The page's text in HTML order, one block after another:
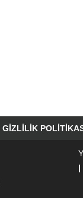
GIZLILIK
|